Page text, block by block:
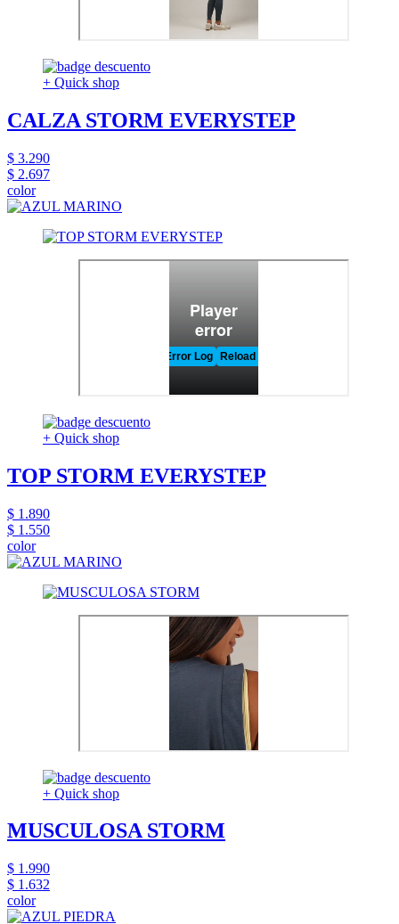
+ Quick shop
CALZA STORM EVERYSTEP
$ 3.290
$ 2.697
color
+ Quick shop
TOP STORM EVERYSTEP
$ 1.890
$ 1.550
color
+ Quick shop
MUSCULOSA STORM
$ 1.990
$ 1.632
color